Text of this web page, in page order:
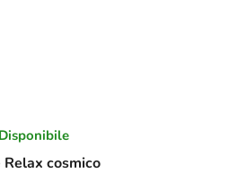
cosmico
Disponibile